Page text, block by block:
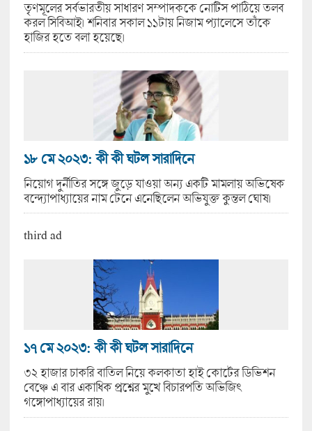
তৃণমূলের সর্বভারতীয় সাধারণ সম্পাদককে নোটিস পাঠিয়ে তলব
করল সিবিআই। শনিবার সকাল ১১টায় নিজাম প্যালেসে তাঁকে
হাজির হতে বলা হয়েছে।
১৮ মে ২০২৩: কী কী ঘটল সারাদিনে
নিয়োগ দুর্নীতির সঙ্গে জুড়ে যাওয়া অন্য একটি মামলায় অভিষেক
বন্দ্যোপাধ্যায়ের নাম টেনে এনেছিলেন অভিযুক্ত কুন্তল ঘোষ।
third ad
১৭ মে ২০২৩: কী কী ঘটল সারাদিনে
৩২ হাজার চাকরি বাতিল নিয়ে কলকাতা হাই কোর্টের ডিভিশন
বেঞ্চে এ বার একাধিক প্রশ্নের মুখে বিচারপতি অভিজিৎ
গঙ্গোপাধ্যায়ের রায়।